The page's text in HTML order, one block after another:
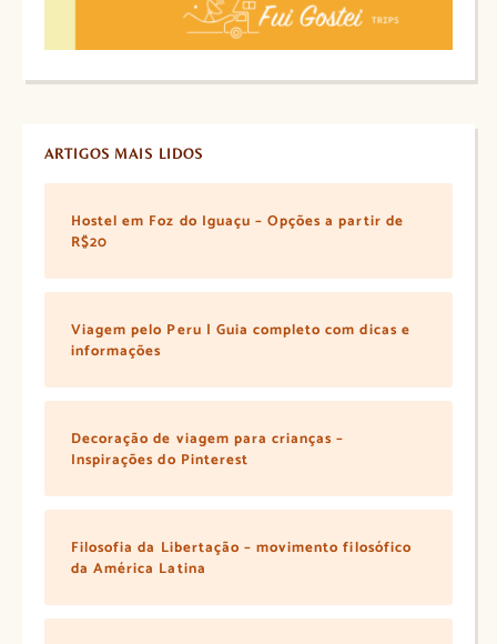
ARTIGOS MAIS LIDOS
Hostel em Foz do Iguaçu – Opções a partir de
R$20
Viagem pelo Peru | Guia completo com dicas e
informações
Decoração de viagem para crianças –
Inspirações do Pinterest
Filosofia da Libertação – movimento filosófico
da América Latina